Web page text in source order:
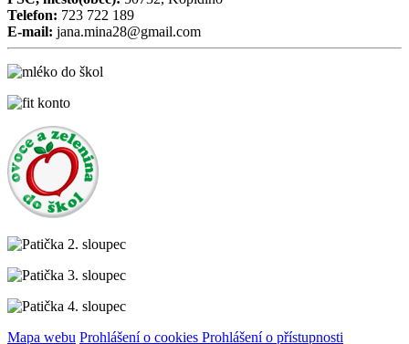
Telefon: 723 722 189
E-mail: jana.mina28@gmail.com
Mapa webu Prohlášení o cookies Prohlášení o přístupnosti